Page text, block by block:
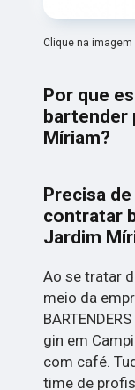
Clique na imagem
Por que
bartender
Míriam?
Precisa
contratar
Jardim
Ao se tratar
meio da
gin em
com café.
time de